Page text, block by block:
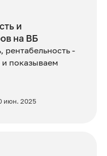
и
на ВБ
-
и показываем
июн. 2025